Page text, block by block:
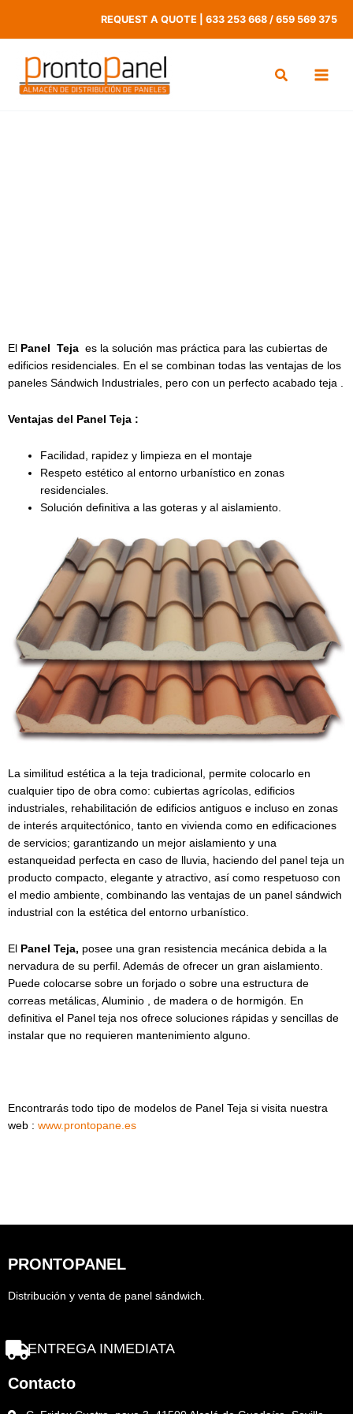
contenido
REQUEST A QUOTE 633 253 668 / 659 569 375
El Panel Teja es la solución mas práctica para las cubiertas de
edificios residenciales. En el se combinan todas las ventajas de los
paneles Sándwich Industriales, pero con un perfecto acabado teja .
Ventajas del Panel Teja :
Facilidad, rapidez y limpieza en el montaje
Respeto estético al entorno urbanístico en zonas
residenciales.
Solución definitiva a las goteras y al aislamiento.
La similitud estética a la teja tradicional, permite colocarlo en
cualquier tipo de obra como: cubiertas agrícolas, edificios
industriales, rehabilitación de edificios antiguos e incluso en zonas
de interés arquitectónico, tanto en vivienda como en edificaciones
de servicios; garantizando un mejor aislamiento y una
estanqueidad perfecta en caso de lluvia, haciendo del panel teja un
producto compacto, elegante y atractivo, así como respetuoso con
el medio ambiente, combinando las ventajas de un panel sándwich
industrial con la estética del entorno urbanístico.
El Panel Teja, posee una gran resistencia mecánica debida a la
nervadura de su perfil. Además de ofrecer un gran aislamiento.
Puede colocarse sobre un forjado o sobre una estructura de
correas metálicas, Aluminio , de madera o de hormigón. En
definitiva el Panel teja nos ofrece soluciones rápidas y sencillas de
instalar que no requieren mantenimiento alguno.
Encontrarás todo tipo de modelos de Panel Teja si visita nuestra
web : www.prontopane.es
PRONTOPANEL
Distribución y venta de panel sándwich.
ENTREGA INMEDIATA
Contacto